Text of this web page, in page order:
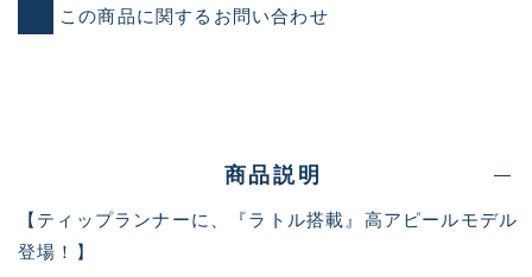
この商品に関するお問い合わせ
商品説明
【ティップランナーに、『ラトル搭載』高アピールモデル
登場！】